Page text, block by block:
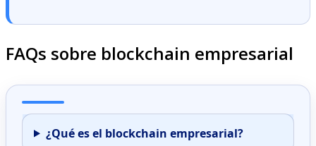
FAQs sobre blockchain empresarial
¿Qué es el blockchain empresarial?